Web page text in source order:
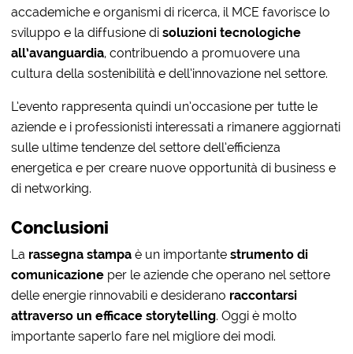
accademiche e organismi di ricerca, il MCE favorisce lo
sviluppo e la diffusione disoluzioni tecnologiche
all’avanguardia, contribuendo a promuovere una
cultura della sostenibilità e dell’innovazione nel settore.
L’evento rappresenta quindi un’occasione per tutte le
aziende e i professionisti interessati a rimanere aggiornati
sulle ultime tendenze del settore dell’efficienza
energetica e per creare nuove opportunità di business e
di networking.
Conclusioni
La rassegna stampaè un importante strumento di
comunicazione per le aziende che operano nel settore
delle energie rinnovabili e desiderano raccontarsi
attraverso un efficace storytelling. Oggi è molto
importante saperlo fare nel migliore dei modi.